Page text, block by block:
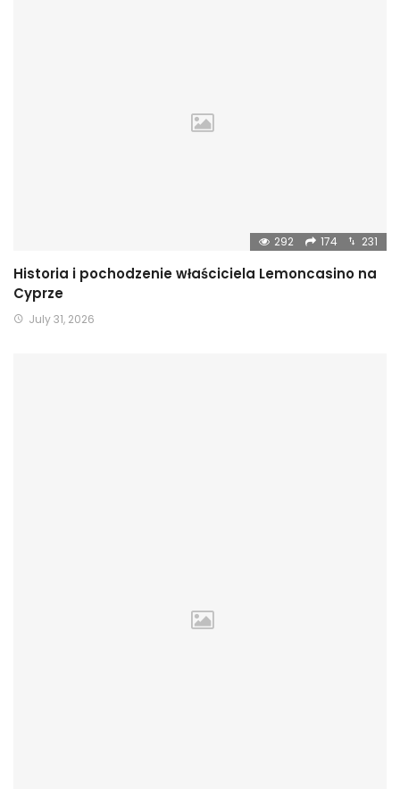
292 174 231
Historia i pochodzenie właściciela Lemoncasino na
Cyprze
July 31, 2026